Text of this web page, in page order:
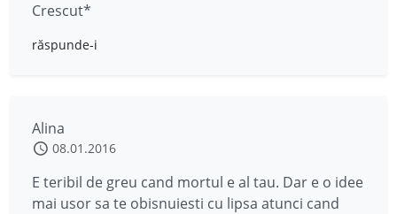
Crescut*
răspunde-i
Alina
08.01.2016
E teribil de greu cand mortul e al tau. Dar e o idee
mai usor sa te obisnuiesti cu lipsa atunci cand